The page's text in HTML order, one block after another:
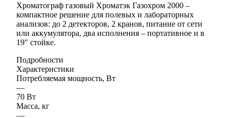
Хроматограф газовый Хроматэк Газохром 2000 –
компактное решение для полевых и лабораторных
анализов: до 2 детекторов, 2 кранов, питание от сети
или аккумулятора, два исполнения – портативное и в
19" стойке.
Подробности
Характеристики
Потребляемая мощность, Вт
—
70 Вт
Масса, кг
—